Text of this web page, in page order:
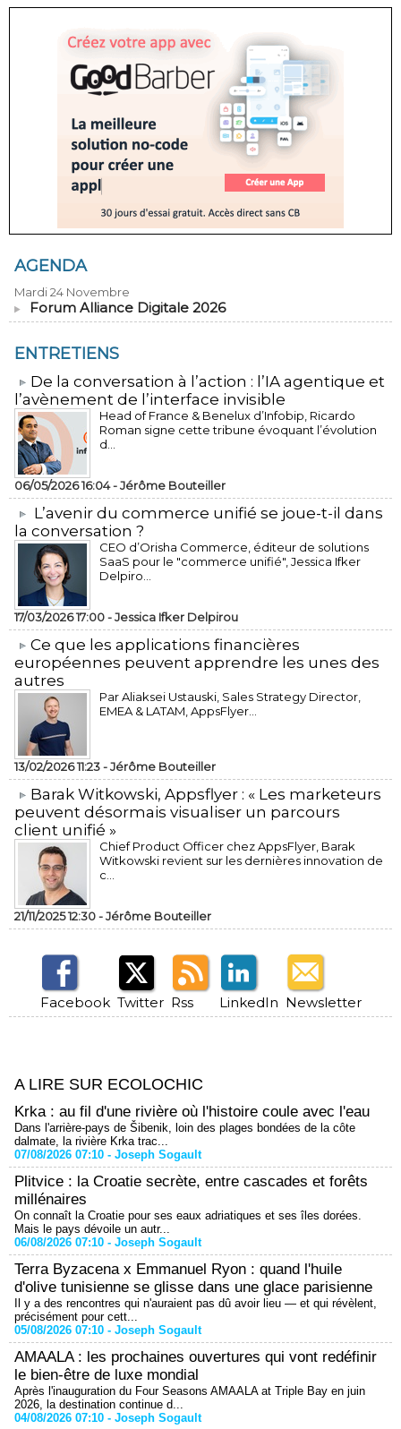
AGENDA
Mardi 24 Novembre
Forum Alliance Digitale 2026
ENTRETIENS
​De la conversation à l’action : l’IA agentique et
l’avènement de l’interface invisible
Head of France & Benelux d’Infobip, Ricardo
Roman signe cette tribune évoquant l’évolution
d...
06/05/2026 16:04 -Jérôme Bouteiller
L’avenir du commerce unifié se joue-t-il dans
la conversation ?
CEO d’Orisha Commerce, éditeur de solutions
SaaS pour le "commerce unifié", Jessica Ifker
Delpiro...
17/03/2026 17:00 -Jessica Ifker Delpirou
​Ce que les applications financières
européennes peuvent apprendre les unes des
autres
Par Aliaksei Ustauski, Sales Strategy Director,
EMEA & LATAM, AppsFlyer...
13/02/2026 11:23 -Jérôme Bouteiller
​Barak Witkowski, Appsflyer : « Les marketeurs
peuvent désormais visualiser un parcours
client unifié »
Chief Product Officer chez AppsFlyer, ​Barak
Witkowski revient sur les dernières innovation de
c...
21/11/2025 12:30 -Jérôme Bouteiller
Facebook Twitter Rss LinkedIn Newsletter
A LIRE SUR ECOLOCHIC
Krka : au fil d'une rivière où l'histoire coule avec l'eau
Dans l'arrière-pays de Šibenik, loin des plages bondées de la côte
dalmate, la rivière Krka trac...
07/08/2026 07:10 - Joseph Sogault
Plitvice : la Croatie secrète, entre cascades et forêts
millénaires
On connaît la Croatie pour ses eaux adriatiques et ses îles dorées.
Mais le pays dévoile un autr...
06/08/2026 07:10 - Joseph Sogault
Terra Byzacena x Emmanuel Ryon : quand l'huile
d'olive tunisienne se glisse dans une glace parisienne
Il y a des rencontres qui n'auraient pas dû avoir lieu — et qui révèlent,
précisément pour cett...
05/08/2026 07:10 - Joseph Sogault
AMAALA : les prochaines ouvertures qui vont redéfinir
le bien-être de luxe mondial
Après l'inauguration du Four Seasons AMAALA at Triple Bay en juin
2026, la destination continue d...
04/08/2026 07:10 - Joseph Sogault